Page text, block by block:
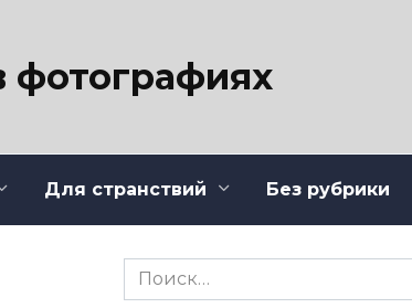
фотографиях
Для странствий Без рубрики
Search
for: